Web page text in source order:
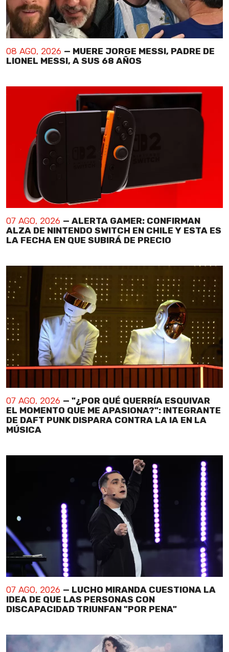
08 AGO, 2026 — MUERE JORGE MESSI, PADRE DE
LIONEL MESSI, A SUS 68 AÑOS
07 AGO, 2026 — ALERTA GAMER: CONFIRMAN
ALZA DE NINTENDO SWITCH EN CHILE Y ESTA ES
LA FECHA EN QUE SUBIRÁ DE PRECIO
07 AGO, 2026 — "¿POR QUÉ QUERRÍA ESQUIVAR
EL MOMENTO QUE ME APASIONA?": INTEGRANTE
DE DAFT PUNK DISPARA CONTRA LA IA EN LA
MÚSICA
07 AGO, 2026 — LUCHO MIRANDA CUESTIONA LA
IDEA DE QUE LAS PERSONAS CON
DISCAPACIDAD TRIUNFAN "POR PENA"